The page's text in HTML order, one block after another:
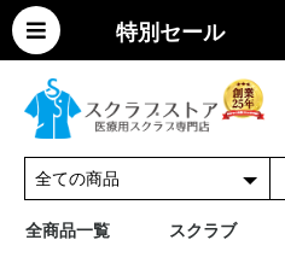
特別セール
全商品一覧 スクラブ